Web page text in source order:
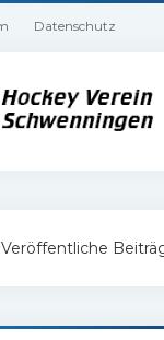
Datenschutz
Veröffentliche